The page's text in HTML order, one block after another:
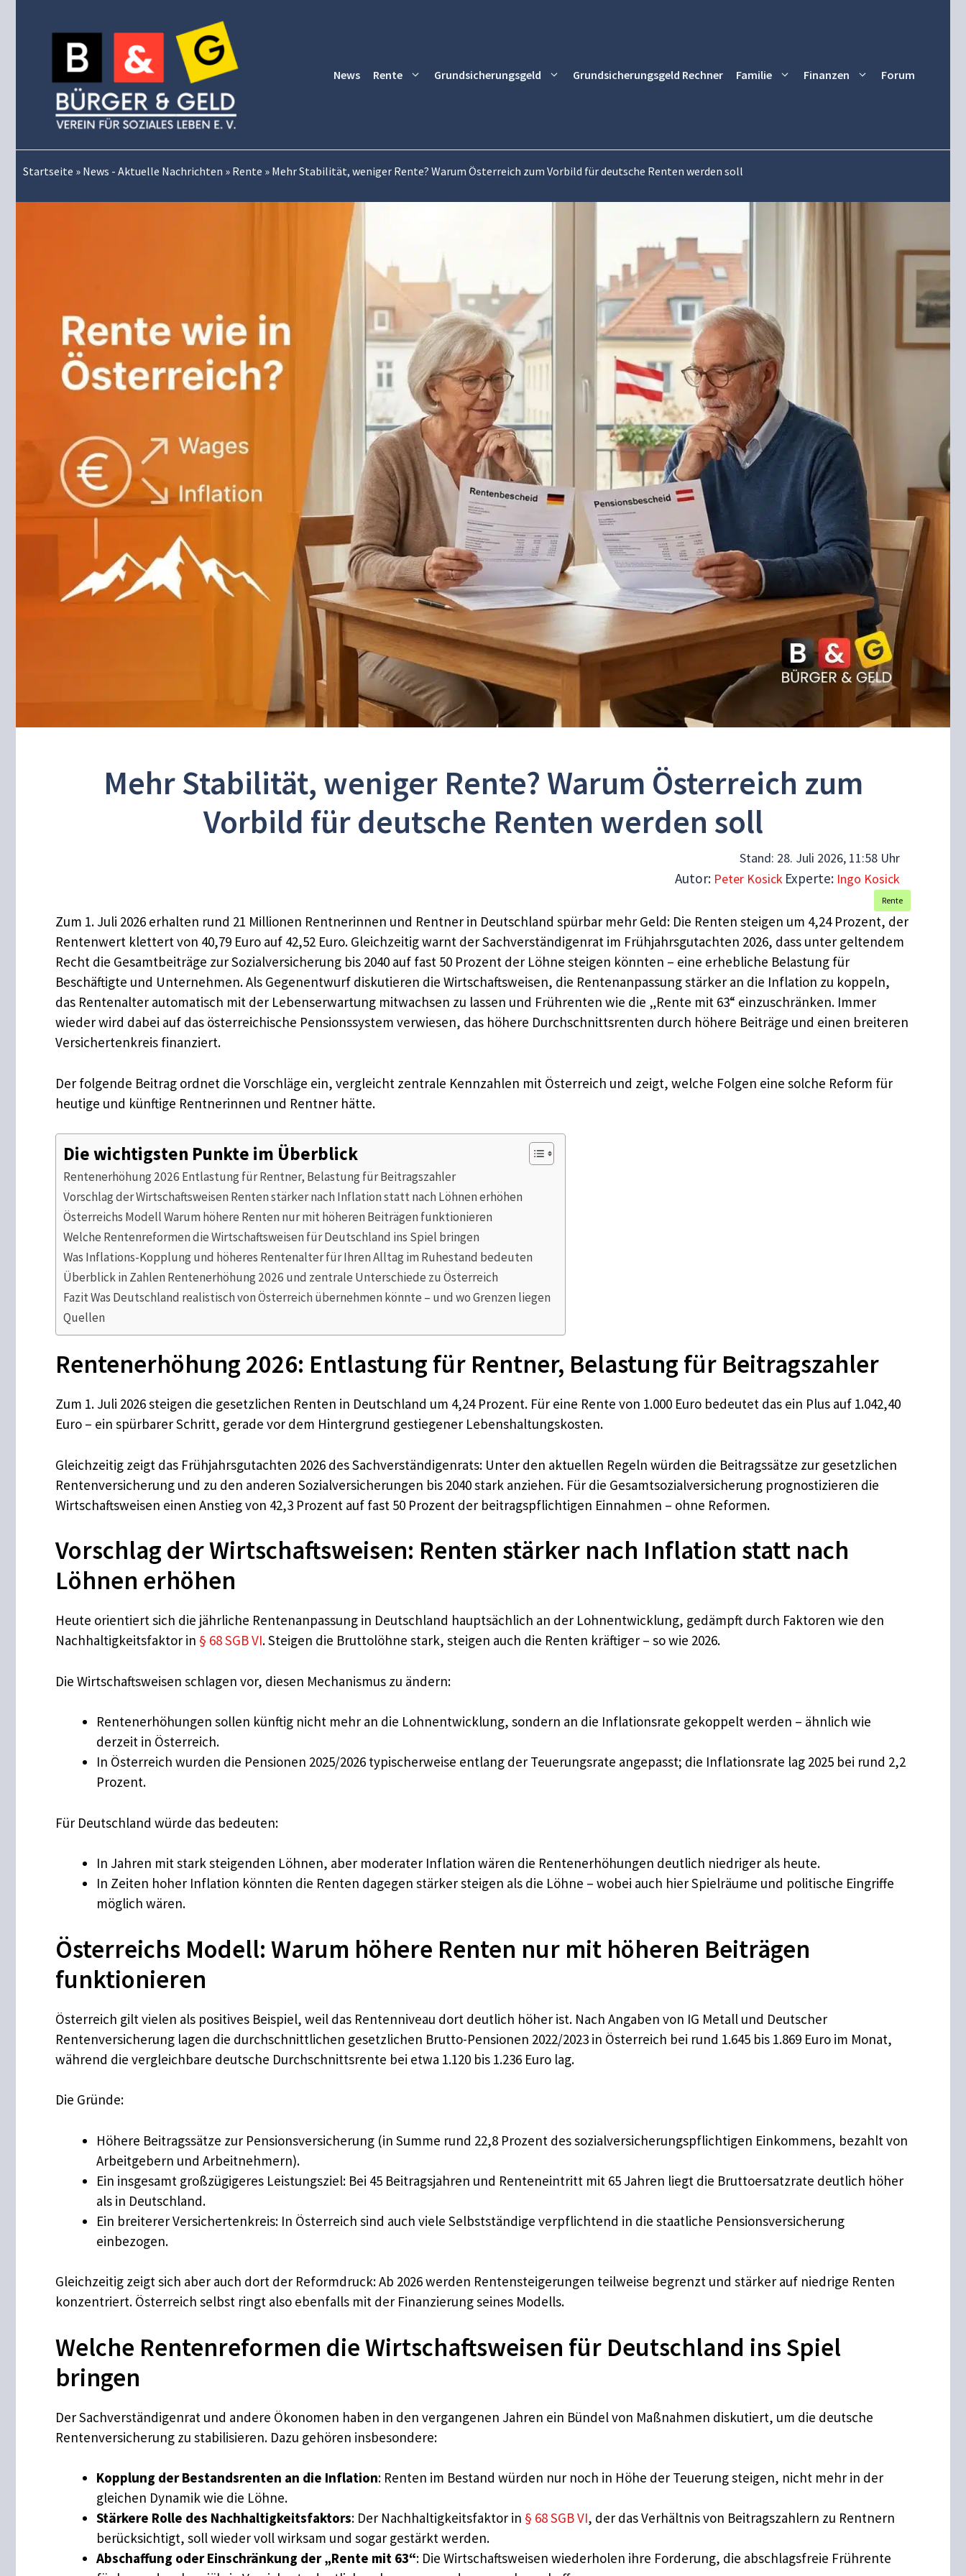
News Rente Grundsicherungsgeld Grundsicherungsgeld Rechner Familie Finanzen Forum
Startseite » News - Aktuelle Nachrichten » Rente » Mehr Stabilität, weniger Rente? Warum Österreich zum Vorbild für deutsche Renten werden soll
Mehr Stabilität, weniger Rente? Warum Österreich zum
Vorbild für deutsche Renten werden soll
Stand: 28. Juli 2026, 11:58 Uhr
Autor: Peter Kosick Experte: Ingo Kosick
Rente
Zum 1. Juli 2026 erhalten rund 21 Millionen Rentnerinnen und Rentner in Deutschland spürbar mehr Geld: Die Renten steigen um 4,24 Prozent, der
Rentenwert klettert von 40,79 Euro auf 42,52 Euro. Gleichzeitig warnt der Sachverständigenrat im Frühjahrsgutachten 2026, dass unter geltendem
Recht die Gesamtbeiträge zur Sozialversicherung bis 2040 auf fast 50 Prozent der Löhne steigen könnten – eine erhebliche Belastung für
Beschäftigte und Unternehmen. Als Gegenentwurf diskutieren die Wirtschaftsweisen, die Rentenanpassung stärker an die Inflation zu koppeln,
das Rentenalter automatisch mit der Lebenserwartung mitwachsen zu lassen und Frührenten wie die „Rente mit 63“ einzuschränken. Immer
wieder wird dabei auf das österreichische Pensionssystem verwiesen, das höhere Durchschnittsrenten durch höhere Beiträge und einen breiteren
Versichertenkreis finanziert.
Der folgende Beitrag ordnet die Vorschläge ein, vergleicht zentrale Kennzahlen mit Österreich und zeigt, welche Folgen eine solche Reform für
heutige und künftige Rentnerinnen und Rentner hätte.
Die wichtigsten Punkte im Überblick
Rentenerhöhung 2026 Entlastung für Rentner, Belastung für Beitragszahler
Vorschlag der Wirtschaftsweisen Renten stärker nach Inflation statt nach Löhnen erhöhen
Österreichs Modell Warum höhere Renten nur mit höheren Beiträgen funktionieren
Welche Rentenreformen die Wirtschaftsweisen für Deutschland ins Spiel bringen
Was Inflations-Kopplung und höheres Rentenalter für Ihren Alltag im Ruhestand bedeuten
Überblick in Zahlen Rentenerhöhung 2026 und zentrale Unterschiede zu Österreich
Fazit Was Deutschland realistisch von Österreich übernehmen könnte – und wo Grenzen liegen
Quellen
Rentenerhöhung 2026: Entlastung für Rentner, Belastung für Beitragszahler
Zum 1. Juli 2026 steigen die gesetzlichen Renten in Deutschland um 4,24 Prozent. Für eine Rente von 1.000 Euro bedeutet das ein Plus auf 1.042,40
Euro – ein spürbarer Schritt, gerade vor dem Hintergrund gestiegener Lebenshaltungskosten.
Gleichzeitig zeigt das Frühjahrsgutachten 2026 des Sachverständigenrats: Unter den aktuellen Regeln würden die Beitragssätze zur gesetzlichen
Rentenversicherung und zu den anderen Sozialversicherungen bis 2040 stark anziehen. Für die Gesamtsozialversicherung prognostizieren die
Wirtschaftsweisen einen Anstieg von 42,3 Prozent auf fast 50 Prozent der beitragspflichtigen Einnahmen – ohne Reformen.
Vorschlag der Wirtschaftsweisen: Renten stärker nach Inflation statt nach
Löhnen erhöhen
Heute orientiert sich die jährliche Rentenanpassung in Deutschland hauptsächlich an der Lohnentwicklung, gedämpft durch Faktoren wie den
Nachhaltigkeitsfaktor in § 68 SGB VI. Steigen die Bruttolöhne stark, steigen auch die Renten kräftiger – so wie 2026.
Die Wirtschaftsweisen schlagen vor, diesen Mechanismus zu ändern:
Rentenerhöhungen sollen künftig nicht mehr an die Lohnentwicklung, sondern an die Inflationsrate gekoppelt werden – ähnlich wie
derzeit in Österreich.
In Österreich wurden die Pensionen 2025/2026 typischerweise entlang der Teuerungsrate angepasst; die Inflationsrate lag 2025 bei rund 2,2
Prozent.
Für Deutschland würde das bedeuten:
In Jahren mit stark steigenden Löhnen, aber moderater Inflation wären die Rentenerhöhungen deutlich niedriger als heute.
In Zeiten hoher Inflation könnten die Renten dagegen stärker steigen als die Löhne – wobei auch hier Spielräume und politische Eingriffe
möglich wären.
Österreichs Modell: Warum höhere Renten nur mit höheren Beiträgen
funktionieren
Österreich gilt vielen als positives Beispiel, weil das Rentenniveau dort deutlich höher ist. Nach Angaben von IG Metall und Deutscher
Rentenversicherung lagen die durchschnittlichen gesetzlichen Brutto-Pensionen 2022/2023 in Österreich bei rund 1.645 bis 1.869 Euro im Monat,
während die vergleichbare deutsche Durchschnittsrente bei etwa 1.120 bis 1.236 Euro lag.
Die Gründe:
Höhere Beitragssätze zur Pensionsversicherung (in Summe rund 22,8 Prozent des sozialversicherungspflichtigen Einkommens, bezahlt von
Arbeitgebern und Arbeitnehmern).
Ein insgesamt großzügigeres Leistungsziel: Bei 45 Beitragsjahren und Renteneintritt mit 65 Jahren liegt die Bruttoersatzrate deutlich höher
als in Deutschland.
Ein breiterer Versichertenkreis: In Österreich sind auch viele Selbstständige verpflichtend in die staatliche Pensionsversicherung
einbezogen.
Gleichzeitig zeigt sich aber auch dort der Reformdruck: Ab 2026 werden Rentensteigerungen teilweise begrenzt und stärker auf niedrige Renten
konzentriert. Österreich selbst ringt also ebenfalls mit der Finanzierung seines Modells.
Welche Rentenreformen die Wirtschaftsweisen für Deutschland ins Spiel
bringen
Der Sachverständigenrat und andere Ökonomen haben in den vergangenen Jahren ein Bündel von Maßnahmen diskutiert, um die deutsche
Rentenversicherung zu stabilisieren. Dazu gehören insbesondere:
Kopplung der Bestandsrenten an die Inflation: Renten im Bestand würden nur noch in Höhe der Teuerung steigen, nicht mehr in der
gleichen Dynamik wie die Löhne.
Stärkere Rolle des Nachhaltigkeitsfaktors: Der Nachhaltigkeitsfaktor in § 68 SGB VI, der das Verhältnis von Beitragszahlern zu Rentnern
berücksichtigt, soll wieder voll wirksam und sogar gestärkt werden.
Abschaffung oder Einschränkung der „Rente mit 63“: Die Wirtschaftsweisen wiederholen ihre Forderung, die abschlagsfreie Frührente